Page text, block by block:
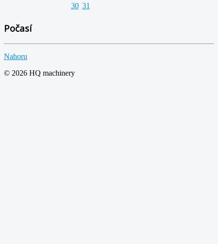
30 31
Počasí
Nahoru
© 2026 HQ machinery